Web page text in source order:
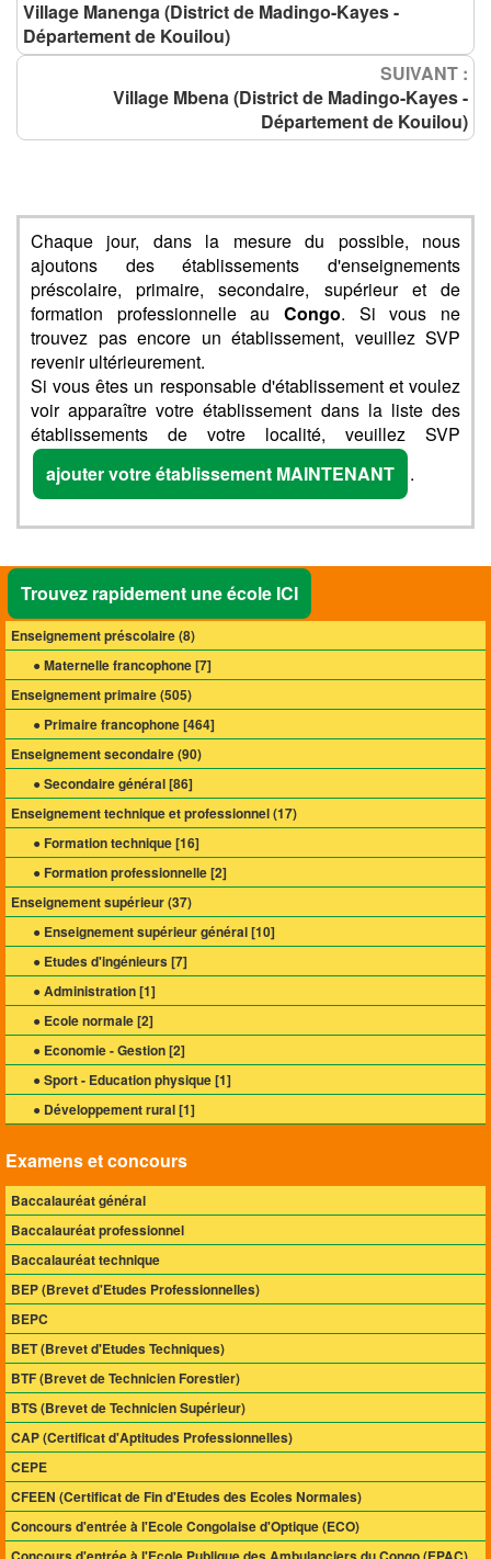
Village Manenga (District de Madingo-Kayes -
Département de Kouilou)
SUIVANT :
Village Mbena (District de Madingo-Kayes -
Département de Kouilou)
Chaque jour, dans la mesure du possible, nous
ajoutons des établissements d'enseignements
préscolaire, primaire, secondaire, supérieur et de
formation professionnelle au Congo. Si vous ne
trouvez pas encore un établissement, veuillez SVP
revenir ultérieurement.
Si vous êtes un responsable d'établissement et voulez
voir apparaître votre établissement dans la liste des
établissements de votre localité, veuillez SVP
ajouter votre établissement MAINTENANT
.
Trouvez rapidement une école ICI
Enseignement préscolaire (8)
● Maternelle francophone [7]
Enseignement primaire (505)
● Primaire francophone [464]
Enseignement secondaire (90)
● Secondaire général [86]
Enseignement technique et professionnel (17)
● Formation technique [16]
● Formation professionnelle [2]
Enseignement supérieur (37)
● Enseignement supérieur général [10]
● Etudes d'ingénieurs [7]
● Administration [1]
● Ecole normale [2]
● Economie - Gestion [2]
● Sport - Education physique [1]
● Développement rural [1]
Examens et concours
Baccalauréat général
Baccalauréat professionnel
Baccalauréat technique
BEP (Brevet d'Etudes Professionnelles)
BEPC
BET (Brevet d'Etudes Techniques)
BTF (Brevet de Technicien Forestier)
BTS (Brevet de Technicien Supérieur)
CAP (Certificat d'Aptitudes Professionnelles)
CEPE
CFEEN (Certificat de Fin d'Etudes des Ecoles Normales)
Concours d'entrée à l'Ecole Congolaise d'Optique (ECO)